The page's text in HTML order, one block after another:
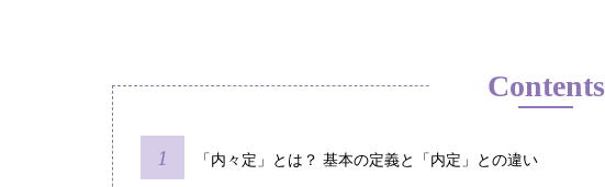
Contents
「内々定」とは？ 基本の定義と「内定」との違い